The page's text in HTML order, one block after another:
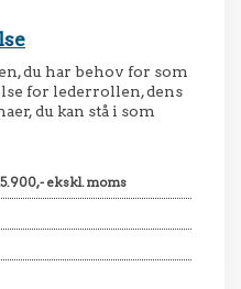
du har behov for som
for lederrollen, dens
du kan stå i som
ekskl. moms